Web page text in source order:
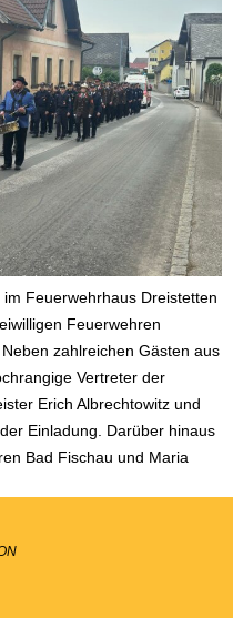
Feuerwehrhaus Dreistetten
Feuerwehren
zahlreichen Gästen aus
Vertreter der
Erich Albrechtowitz und
Einladung. Darüber hinaus
Bad Fischau und Maria